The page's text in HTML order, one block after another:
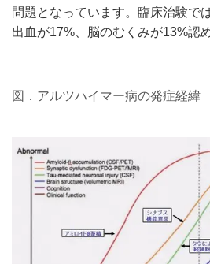
問題となっています。臨床治験で
出血が17%、脳のむくみが13%認
図．アルツハイマー病の発症経緯